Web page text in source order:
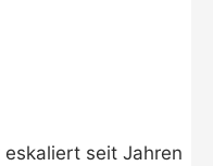
seit Jahren